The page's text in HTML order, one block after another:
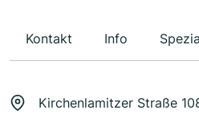
Kontakt Info
Kirchenlamitzer Straße